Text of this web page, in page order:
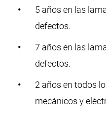
5 años en las
defectos.
7 años en las
defectos.
2 años en todos
mecánicos y